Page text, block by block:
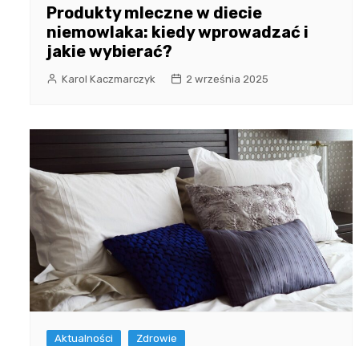
Produkty mleczne w diecie
niemowlaka: kiedy wprowadzać i
jakie wybierać?
Karol Kaczmarczyk 2 września 2025
Aktualności Zdrowie